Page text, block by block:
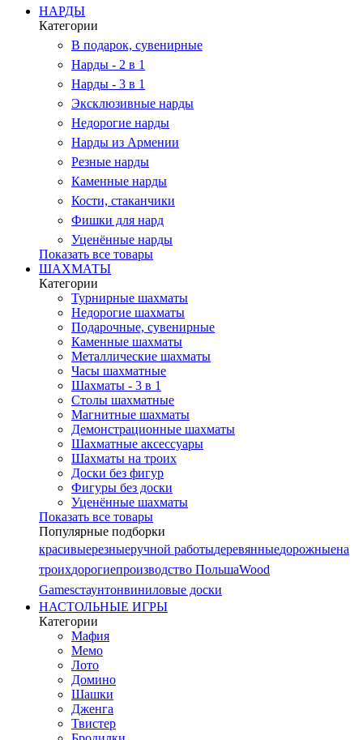
НАРДЫ
Категории
В подарок, сувенирные
Нарды - 2 в 1
Нарды - 3 в 1
Эксклюзивные нарды
Недорогие нарды
Нарды из Армении
Резные нарды
Каменные нарды
Кости, стаканчики
Фишки для нард
Уценённые нарды
Показать все товары
ШАХМАТЫ
Категории
Турнирные шахматы
Недорогие шахматы
Подарочные, сувенирные
Каменные шахматы
Металлические шахматы
Часы шахматные
Шахматы - 3 в 1
Столы шахматные
Магнитные шахматы
Демонстрационные шахматы
Шахматные аксессуары
Шахматы на троих
Доски без фигур
Фигуры без доски
Уценённые шахматы
Показать все товары
Популярные подборки
красивыерезныеручной работыдеревянныедорожныена
троихдорогиепроизводство ПольшаWood
Gamesстаунтонвиниловые доски
НАСТОЛЬНЫЕ ИГРЫ
Категории
Мафия
Мемо
Лото
Домино
Шашки
Дженга
Твистер